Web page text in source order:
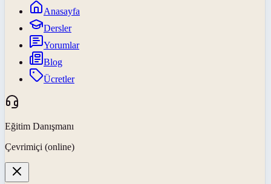
Anasayfa
Dersler
Yorumlar
Blog
Ücretler
Eğitim Danışmanı
Çevrimiçi (online)